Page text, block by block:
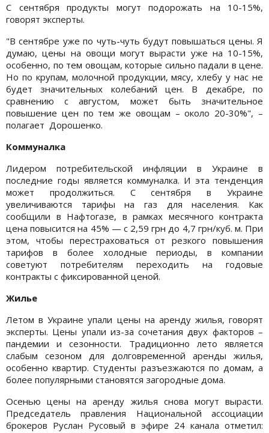
С сентября продукты могут подорожать на 10-15%,
говорят эксперты.
"В сентябре уже по чуть-чуть будут повышаться цены. Я
думаю, цены на овощи могут вырасти уже на 10-15%,
особенно, по тем овощам, которые сильно падали в цене.
Но по крупам, молочной продукции, мясу, хлебу у нас не
будет значительных колебаний цен. В декабре, по
сравнению с августом, может быть значительное
повышение цен по тем же овощам – около 20-30%", –
полагает Дорошенко.
Коммуналка
Лидером потребительской инфляции в Украине в
последние годы является коммуналка. И эта тенденция
может продолжиться. С сентября в Украине
увеличиваются тарифы на газ для населения. Как
сообщили в Нафтогазе, в рамках месячного контракта
цена повысится на 45% — с 2,59 грн до 4,7 грн/куб. м. При
этом, чтобы перестраховаться от резкого повышения
тарифов в более холодные периоды, в компании
советуют потребителям переходить на годовые
контракты с фиксированной ценой.
Жилье
Летом в Украине упали цены на аренду жилья, говорят
эксперты. Цены упали из-за сочетания двух факторов –
пандемии и сезонности. Традиционно лето является
слабым сезоном для долговременной аренды жилья,
особенно квартир. Студенты разъезжаются по домам, а
более популярными становятся загородные дома.
Осенью цены на аренду жилья снова могут вырасти.
Председатель правления Национальной ассоциации
брокеров Руслан Русовый в эфире 24 канала отметил: